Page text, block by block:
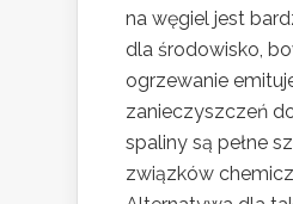
na węgiel jest
dla środowisko,
ogrzewanie
zanieczyszczeń
spaliny są pełne
związków